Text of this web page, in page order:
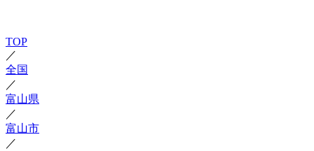
TOP
／
全国
／
富山県
／
富山市
／